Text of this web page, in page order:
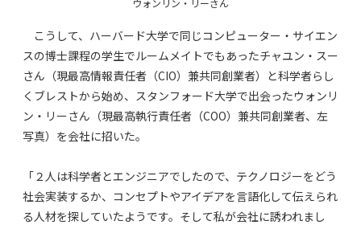
ウォンリン・リーさん
こうして、ハーバード大学で同じコンピューター・サイエン
スの博士課程の学生でルームメイトでもあったチャユン・スー
さん（現最高情報責任者（CIO）兼共同創業者）と科学者らし
くブレストから始め、スタンフォード大学で出会ったウォンリ
ン・リーさん（現最高執行責任者（COO）兼共同創業者、左
写真）を会社に招いた。
「２人は科学者とエンジニアでしたので、テクノロジーをどう
社会実装するか、コンセプトやアイデアを言語化して伝えられ
る人材を探していたようです。そして私が会社に誘われまし